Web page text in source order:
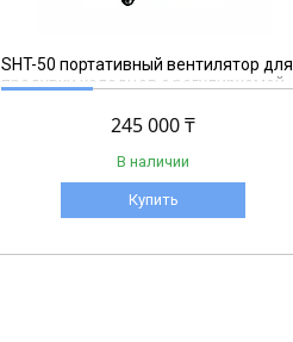
SHT-50 портативный вентилятор для
продувки колодцев с регулируемой
245 000 ₸
В наличии
Купить